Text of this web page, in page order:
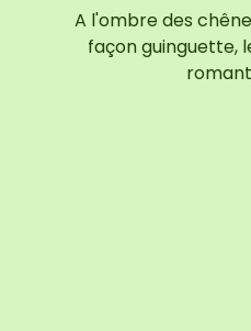
A l'ombre des
façon guinguette,